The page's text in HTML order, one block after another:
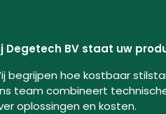
Degetech BV staat uw
begrijpen hoe kostbaar
team combineert
oplossingen en kosten.